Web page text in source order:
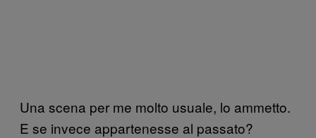
Una scena per me molto usuale, lo ammetto.
E se invece appartenesse al passato?